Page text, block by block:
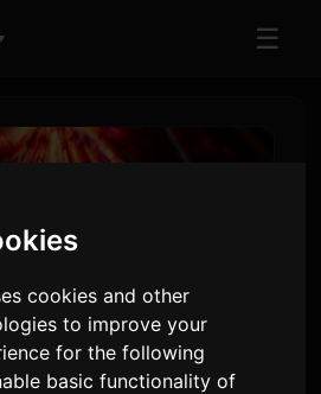
cookies and other
to improve your
for the following
basic functionality of
☰